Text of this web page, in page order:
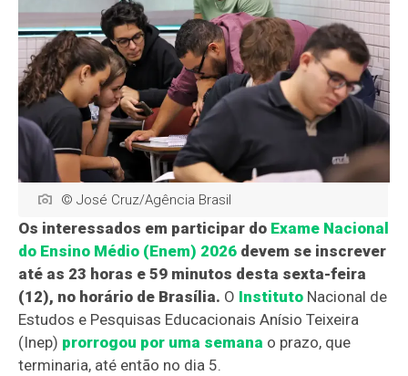
© José Cruz/Agência Brasil
Os interessados em participar do Exame Nacional
do Ensino Médio (Enem) 2026 devem se inscrever
até as 23 horas e 59 minutos desta sexta-feira
(12), no horário de Brasília. O Instituto Nacional de
Estudos e Pesquisas Educacionais Anísio Teixeira
(Inep) prorrogou por uma semana o prazo, que
terminaria, até então no dia 5.